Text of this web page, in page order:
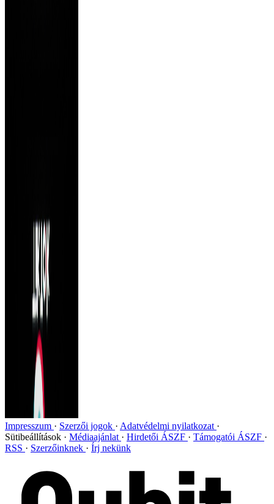
Impresszum Szerzői jogok
Adatvédelmi nyilatkozat
Sütibeállítások
Médiaajánlat Hirdetői ÁSZF
Támogatói ÁSZF
RSS
Szerzőinknek Írj nekünk